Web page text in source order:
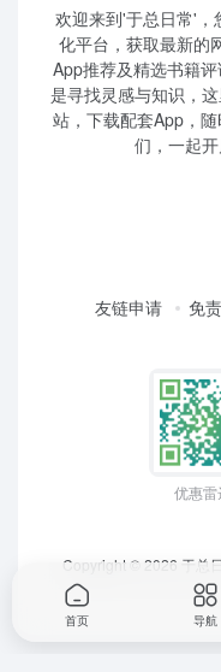
欢迎来到'于总日常'，
化平台，获取最新的
App推荐及精选书籍
是寻找灵感与知识，
站，下载配套App，
们，一起
友链申请 免
优惠雷
Copyright © 2026 于总
首页 导航